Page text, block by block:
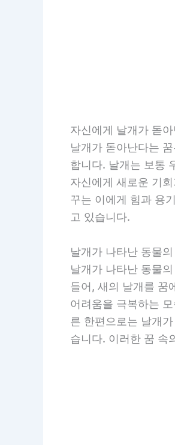
자신에게 날개가 돋
날개가 돋아난다는
합니다. 날개는 보통
자신에게 새로운 기
꾸는 이에게 힘과 용
고 있습니다.
날개가 나타난 동물
날개가 나타난 동물
들어, 새의 날개를 꿈
어려움을 극복하는
른 한편으로는 날개
습니다. 이러한 꿈 속